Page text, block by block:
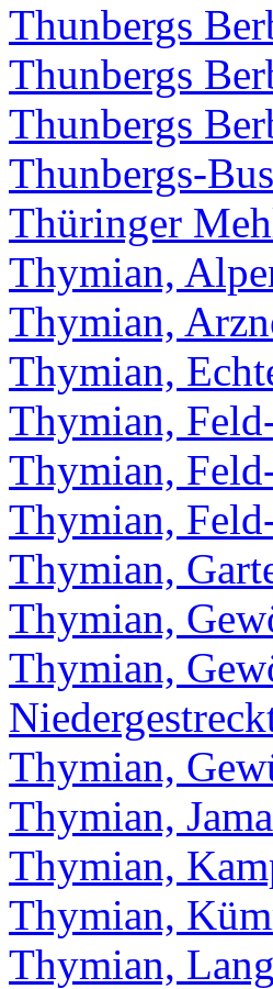
Thunbergs
Thunbergs
Thunbergs
Thunbergs-
Thüringer
Thymian,
Thymian,
Thymian,
Thymian,
Thymian,
Thymian,
Thymian,
Thymian,
Thymian,
Thymian,
Thymian,
Thymian,
Thymian,
Thymian,